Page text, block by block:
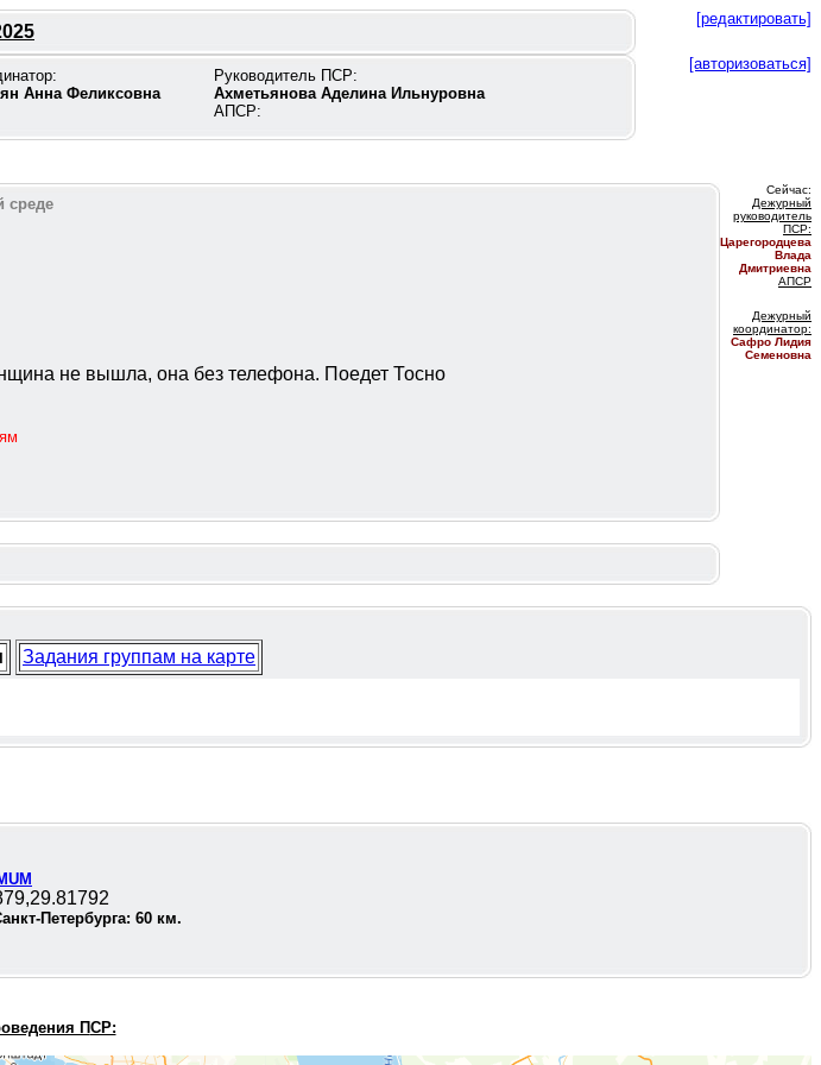
[редактировать]
Анна Феликсовна
Руководитель ПСР:
Ахметьянова Аделина Ильнуровна
АПСР:
[авторизоваться]
среде
не вышла, она без телефона. Поедет Тосно
Сейчас:
Дежурный
руководитель
ПСР:
Царегородцева
Влада
Дмитриевна
АПСР
Дежурный
координатор:
Сафро Лидия
Семеновна
Задания группам на карте
Петербурга: 60 км.
ПСР: